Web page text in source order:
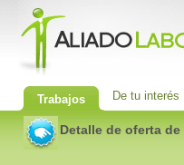
Trabajos De tu interés
Detalle de oferta de